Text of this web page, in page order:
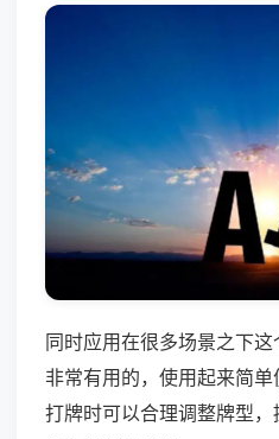
同时应用在很多场景之下
非常有用的，使用起来简
打牌时可以合理调整牌型